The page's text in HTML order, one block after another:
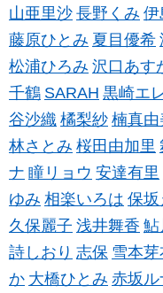
山亜里沙 長野くみ 伊
藤原ひとみ 夏目優希
松浦ひろみ 沢口あす
千鶴 SARAH 黒崎エ
谷沙織 橘梨紗 楠真由
林さとみ 桜田由加里
ナ 瞳リョウ 安達有里
ゆみ 相楽いろは 保坂
久保麗子 浅井舞香 鮎
詩しおり 志保 雪本芽
か 大橋ひとみ 赤坂ル